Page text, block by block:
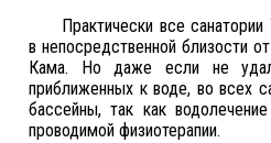
Практически все
в непосредственной близости
Кама. Но даже если не
приближенных к воде, во всех
бассейны, так как
проводимой физиотерапии.